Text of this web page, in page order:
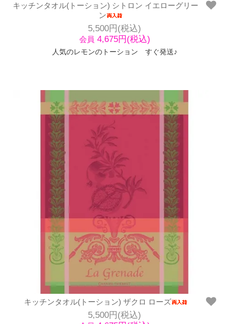
キッチンタオル(トーション) シトロン イエローグリー
ン
5,500円(税込)
会員 4,675円(税込)
人気のレモンのトーション すぐ発送♪
キッチンタオル(トーション) ザクロ ローズ
5,500円(税込)